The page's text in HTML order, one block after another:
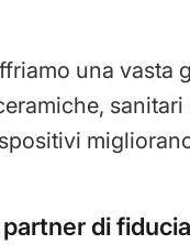
una vasta
sanitari
di